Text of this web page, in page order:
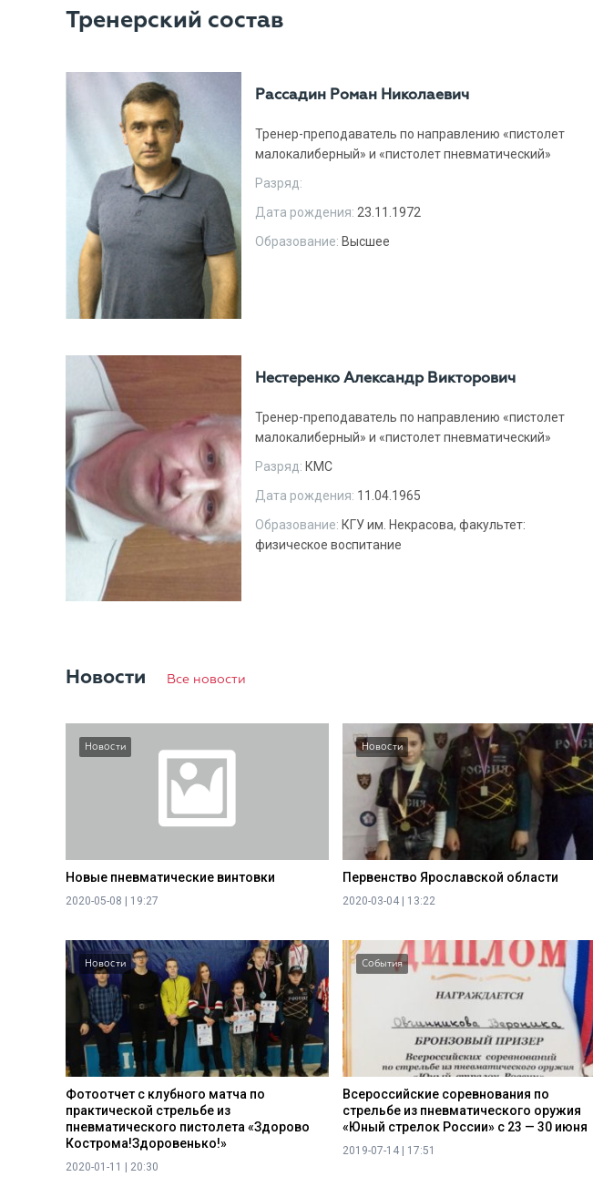
Тренерский состав
Рассадин Роман Николаевич
Тренер-преподаватель по направлению «пистолет
малокалиберный» и «пистолет пневматический»
Разряд:
Дата рождения: 23.11.1972
Образование: Высшее
Нестеренко Александр Викторович
Тренер-преподаватель по направлению «пистолет
малокалиберный» и «пистолет пневматический»
Разряд: КМС
Дата рождения: 11.04.1965
Образование: КГУ им. Некрасова, факультет:
физическое воспитание
Новости Все новости
Новости
Новые пневматические винтовки
2020-05-08 | 19:27
Новости
Первенство Ярославской области
2020-03-04 | 13:22
Новости
Фотоотчет с клубного матча по
практической стрельбе из
пневматического пистолета «Здорово
Кострома!Здоровенько!»
2020-01-11 | 20:30
События
Всероссийские соревнования по
стрельбе из пневматического оружия
«Юный стрелок России» с 23 — 30 июня
2019-07-14 | 17:51